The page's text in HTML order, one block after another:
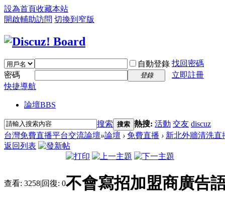
設為首頁收藏本站
開啟輔助訪問 切換到窄版
自動登錄 找回密碼
密碼
登錄
立即註冊
快捷導航
論壇BBS
搜索 搜索 熱搜: 活動 交友 discuz
台灣免費直播平台交流論壇»論壇 › 免費直播 › 新北外牆清洗直
返回列表
查看: 3258|回復: 0不會寫招加盟商廣告